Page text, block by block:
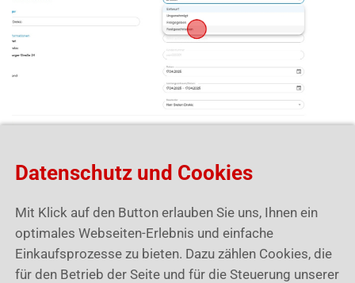
17. Zum Schluss noch „Speichern“. Dein Dokument ist
der spezifischen Untergruppierung zu finden.
Datenschutz und Cookies
Mit Klick auf den Button erlauben Sie uns, Ihnen ein
optimales Webseiten-Erlebnis und einfache
Einkaufsprozesse zu bieten. Dazu zählen Cookies, die
für den Betrieb der Seite und für die Steuerung unserer